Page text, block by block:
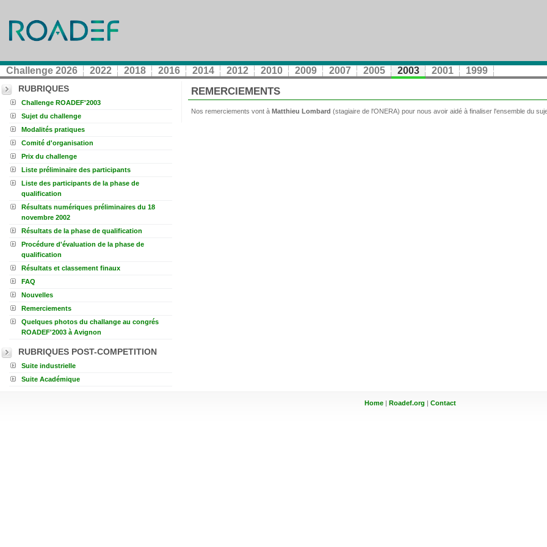
Challenge 2026 2022 2018 2016 2014 2012 2010 2009 2007 2005 2003 2001 1999
RUBRIQUES
Challenge ROADEF'2003
Sujet du challenge
Modalités pratiques
Comité d'organisation
Prix du challenge
Liste préliminaire des participants
Liste des participants de la phase de
qualification
Résultats numériques préliminaires du 18
novembre 2002
Résultats de la phase de qualification
Procédure d'évaluation de la phase de
qualification
Résultats et classement finaux
FAQ
Nouvelles
Remerciements
Quelques photos du challange au congrés
ROADEF'2003 à Avignon
RUBRIQUES POST-COMPETITION
Suite industrielle
Suite Académique
REMERCIEMENTS
Nos remerciements vont àMatthieu Lombard (stagiaire de l'ONERA) pour nous avoir aidé à finaliser l'ensemble du
Home | Roadef.org | Contact